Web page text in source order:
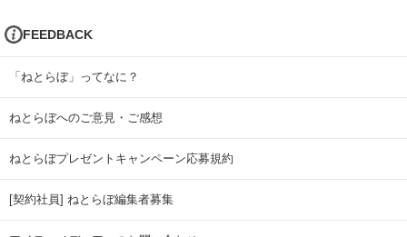
FEEDBACK
「ねとらぼ」ってなに？
ねとらぼへのご意見・ご感想
ねとらぼプレゼントキャンペーン応募規約
[契約社員] ねとらぼ編集者募集